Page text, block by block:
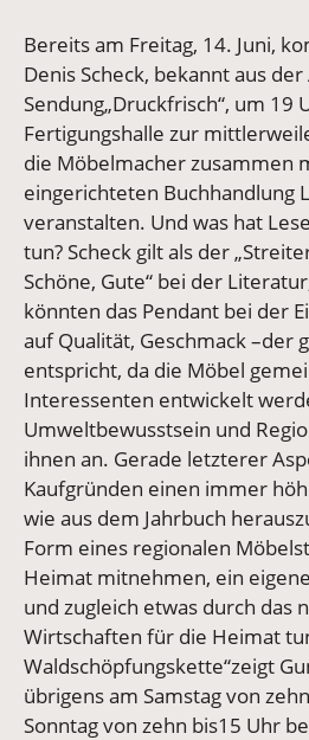
Bereits am Freitag, 14. Juni,
Denis Scheck, bekannt aus der
Sendung„Druckfrisch“, um 19
Fertigungshalle zur
die Möbelmacher zusammen
eingerichteten Buchhandlung
veranstalten. Und was hat
tun? Scheck gilt als der
Schöne, Gute“ bei der
könnten das Pendant bei der
auf Qualität, Geschmack –der
entspricht, da die Möbel
Interessenten entwickelt
Umweltbewusstsein und
ihnen an. Gerade letzterer
Kaufgründen einen immer
wie aus dem Jahrbuch
Form eines regionalen
Heimat mitnehmen, ein
und zugleich etwas durch das
Wirtschaften für die Heimat
Waldschöpfungskette“zeigt
übrigens am Samstag von
Sonntag von zehn bis15 Uhr